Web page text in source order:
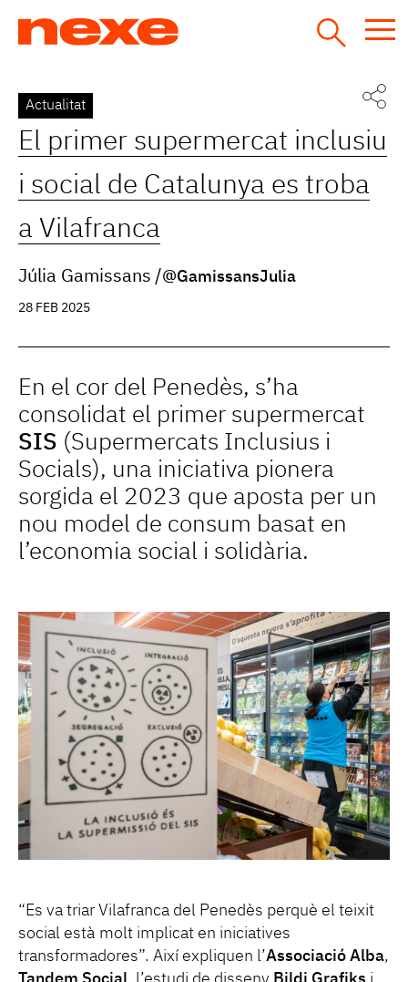
Back
to
top
Actualitat
El primer supermercat inclusiu
i social de Catalunya es troba
a Vilafranca
Júlia Gamissans @GamissansJulia
28 FEB 2025
En el cor del Penedès, s’ha
consolidat el primer supermercat
SIS (Supermercats Inclusius i
Socials), una iniciativa pionera
sorgida el 2023 que aposta per un
nou model de consum basat en
l’economia social i solidària.
“Es va triar Vilafranca del Penedès perquè el teixit
social està molt implicat en iniciatives
transformadores”. Així expliquen l’Associació Alba,